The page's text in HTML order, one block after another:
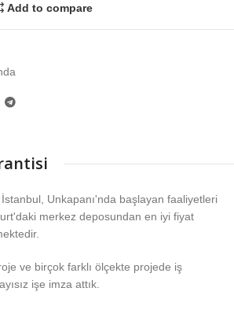
Add to compare
Unkapanı'nda başlayan faaliyetleri
merkez deposundan en iyi fiyat
ve birçok farklı ölçekte projede iş
işe imza attık.